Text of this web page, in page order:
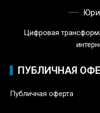
Цифровая
ПУБЛИЧНАЯ
Публичная оферта